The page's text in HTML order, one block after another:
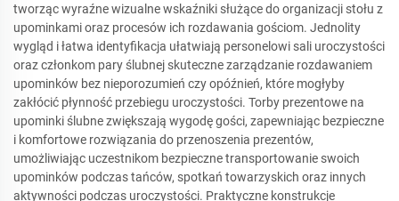
tworząc wyraźne wizualne wskaźniki służące do organizacji stołu z
upominkami oraz procesów ich rozdawania gościom. Jednolity
wygląd i łatwa identyfikacja ułatwiają personelowi sali uroczystości
oraz członkom pary ślubnej skuteczne zarządzanie rozdawaniem
upominków bez nieporozumień czy opóźnień, które mogłyby
zakłócić płynność przebiegu uroczystości. Torby prezentowe na
upominki ślubne zwiększają wygodę gości, zapewniając bezpieczne
i komfortowe rozwiązania do przenoszenia prezentów,
umożliwiając uczestnikom bezpieczne transportowanie swoich
upominków podczas tańców, spotkań towarzyskich oraz innych
aktywności podczas uroczystości. Praktyczne konstrukcje